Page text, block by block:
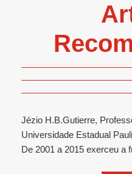
Jézio H.B.Gutierre,
Universidade Estadual
De 2001 a 2015 exerceu a